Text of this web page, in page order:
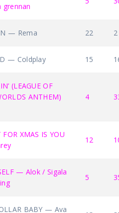
— Rema 22 2
— Coldplay 15
(LEAGUE OF
ANTHEM)
4
XMAS IS YOU
12
— Alok / Sigala
5
BABY — Ava